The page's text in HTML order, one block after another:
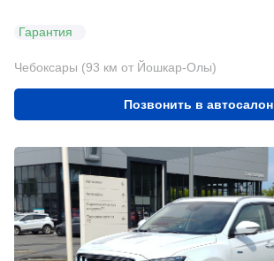
Гарантия
Чебоксары (93 км от Йошкар-Олы)
Позвонить в автосалон